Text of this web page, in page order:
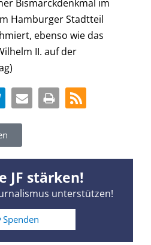
Bismarckdenkmal im
Hamburger Stadtteil
ebenso wie das
II. auf der
JF stärken!
unterstützen!
Spenden